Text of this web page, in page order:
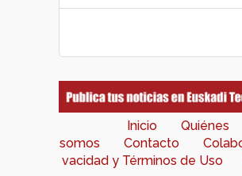
Inicio
Quiénes
somos
Contacto
vacidad y Términos de Uso